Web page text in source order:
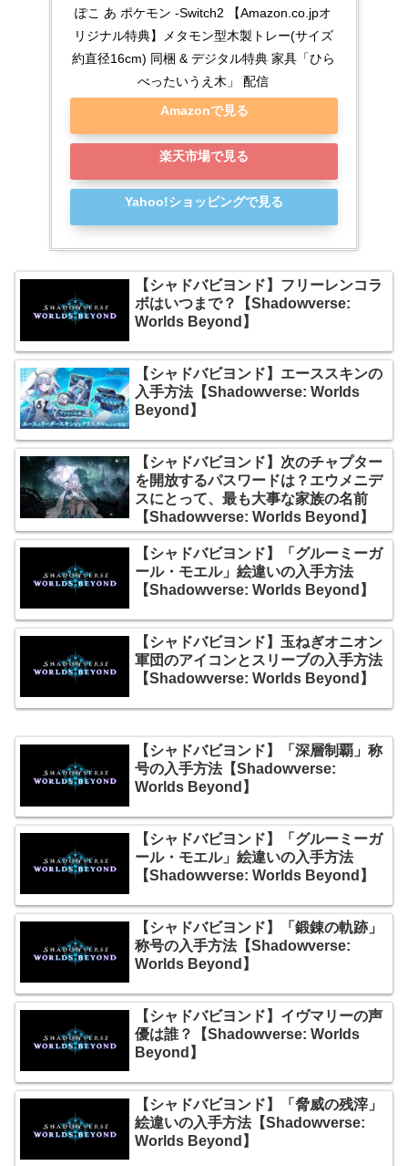
ぽこ あ ポケモン -Switch2 【Amazon.co.jpオ
リジナル特典】メタモン型木製トレー(サイズ
約直径16cm) 同梱 & デジタル特典 家具「ひら
べったいうえ木」 配信
Amazonで見る
楽天市場で見る
Yahoo!ショッピングで見る
【シャドバビヨンド】フリーレンコラ
ボはいつまで？【Shadowverse:
Worlds Beyond】
【シャドバビヨンド】エーススキンの
入手方法【Shadowverse: Worlds
Beyond】
【シャドバビヨンド】次のチャプター
を開放するパスワードは？エウメニデ
スにとって、最も大事な家族の名前
【Shadowverse: Worlds Beyond】
【シャドバビヨンド】「グルーミーガ
ール・モエル」絵違いの入手方法
【Shadowverse: Worlds Beyond】
【シャドバビヨンド】玉ねぎオニオン
軍団のアイコンとスリーブの入手方法
【Shadowverse: Worlds Beyond】
【シャドバビヨンド】「深層制覇」称
号の入手方法【Shadowverse:
Worlds Beyond】
【シャドバビヨンド】「グルーミーガ
ール・モエル」絵違いの入手方法
【Shadowverse: Worlds Beyond】
【シャドバビヨンド】「鍛錬の軌跡」
称号の入手方法【Shadowverse:
Worlds Beyond】
【シャドバビヨンド】イヴマリーの声
優は誰？【Shadowverse: Worlds
Beyond】
【シャドバビヨンド】「脅威の残滓」
絵違いの入手方法【Shadowverse:
Worlds Beyond】